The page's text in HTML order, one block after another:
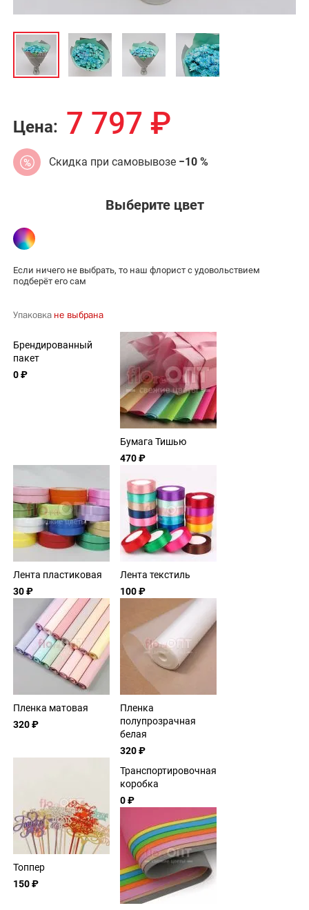
Цена: 7 797 ₽
Скидка при самовывозе −10 %
Выберите цвет
Если ничего не выбрать, то наш флорист с удовольствием
подберёт его сам
Упаковка не выбрана
Брендированный
пакет
0 ₽
Бумага Тишью
470 ₽
Лента пластиковая
30 ₽
Лента текстиль
100 ₽
Пленка матовая
320 ₽
Пленка
полупрозрачная
белая
320 ₽
Топпер
150 ₽
Транспортировочная
коробка
0 ₽